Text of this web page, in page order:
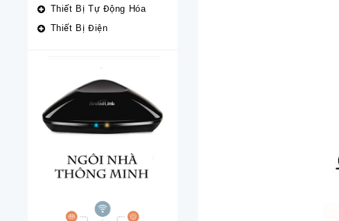
Thiết Bị Tự Động Hóa
Thiết Bị Điện